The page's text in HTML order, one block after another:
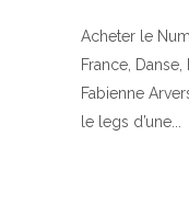
Acheter le
France,
Fabienne
le legs d’une